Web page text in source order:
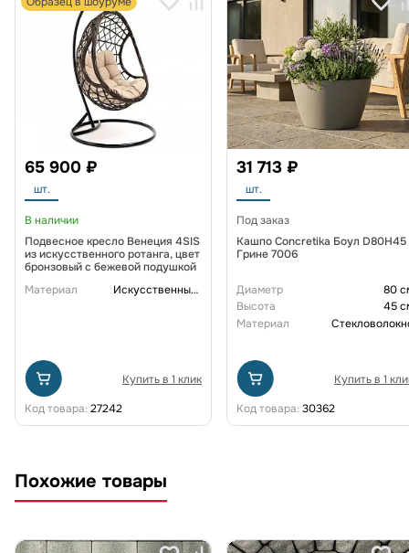
65 900 ₽
шт.
В наличии
Подвесное кресло Венеция 4SIS
из искусственного ротанга, цвет
бронзовый с бежевой подушкой
Материал
Искусственный ротанг
Купить в 1 клик
Код товара: 27242
31 713 ₽
шт.
Под заказ
Кашпо Concretika Боул D80H45
Грине 7006
Диаметр
80
Высота
45
Материал
Купить в 1
Код товара: 30362
Похожие товары